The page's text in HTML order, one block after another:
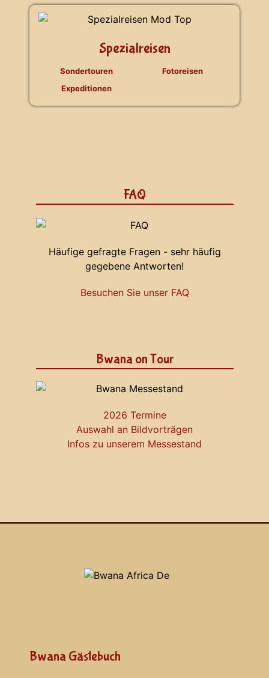
Spezialreisen
Sondertouren
Expeditionen
Fotoreisen
FAQ
Häufige gefragte Fragen - sehr häufig
gegebene Antworten!
Besuchen Sie unser FAQ
Bwana on Tour
2026 Termine
Auswahl an Bildvorträgen
Infos zu unserem Messestand
Bwana Gästebuch